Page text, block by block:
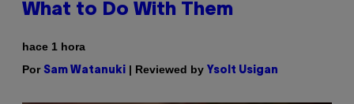
What to Do With Them
hace 1 hora
Por Sam Watanuki | Reviewed by Ysolt Usigan